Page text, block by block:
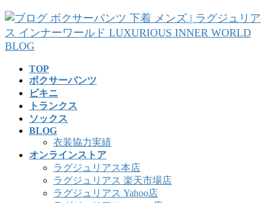
コ
ン
テ
ン
ナ
ビ
ゲ
ー
TOP
ボクサーパンツ
ビキニ
トランクス
ソックス
BLOG
衣装協力実績
オンラインストア
ラグジュリアス本店
ラグジュリアス 楽天市場店
ラグジュリアス Yahoo店